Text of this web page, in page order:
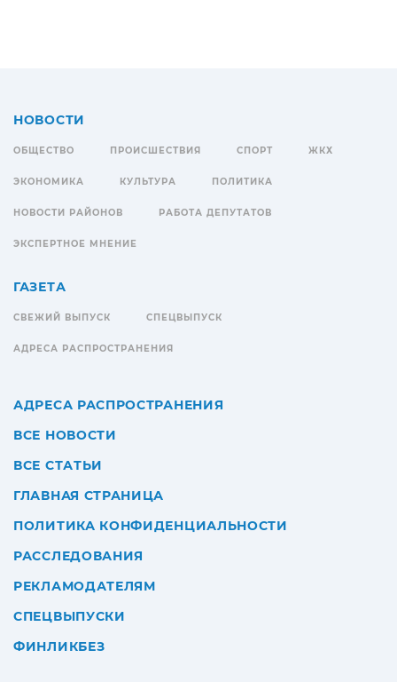
НОВОСТИ
ОБЩЕСТВО ПРОИСШЕСТВИЯ СПОРТ ЖКХ
ЭКОНОМИКА КУЛЬТУРА ПОЛИТИКА
НОВОСТИ РАЙОНОВ РАБОТА ДЕПУТАТОВ
ЭКСПЕРТНОЕ МНЕНИЕ
ГАЗЕТА
СВЕЖИЙ ВЫПУСК СПЕЦВЫПУСК
АДРЕСА РАСПРОСТРАНЕНИЯ
АДРЕСА РАСПРОСТРАНЕНИЯ
ВСЕ НОВОСТИ
ВСЕ СТАТЬИ
ГЛАВНАЯ СТРАНИЦА
ПОЛИТИКА КОНФИДЕНЦИАЛЬНОСТИ
РАССЛЕДОВАНИЯ
РЕКЛАМОДАТЕЛЯМ
СПЕЦВЫПУСКИ
ФИНЛИКБЕЗ